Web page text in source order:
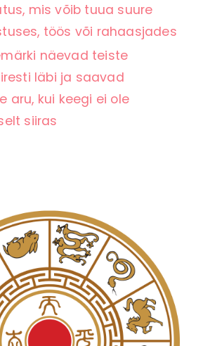
mis võib tuua suure
töös või rahaasjades
näevad teiste
läbi ja saavad
aru, kui keegi ei ole
siiras